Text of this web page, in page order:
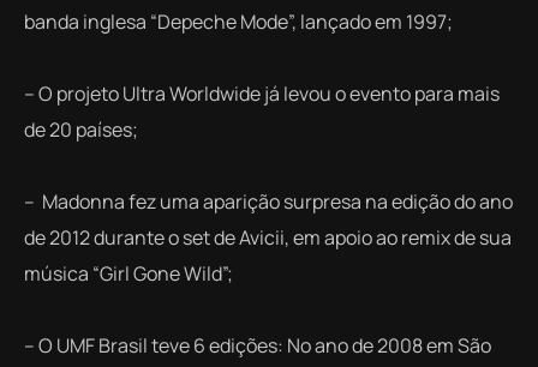
banda inglesa “Depeche Mode”, lançado em 1997;
–O projeto Ultra Worldwide já levou o evento para mais
de 20 países;
– Madonna fez uma aparição surpresa na edição do ano
de 2012 durante o set de Avicii, em apoio ao remix de sua
música “Girl Gone Wild”;
– O UMF Brasil teve 6 edições: No ano de2008 em São